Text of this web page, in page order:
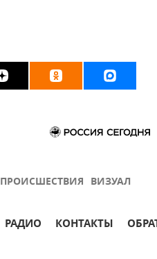
ПРОИСШЕСТВИЯ ВИЗУАЛ
РАДИО КОНТАКТЫ